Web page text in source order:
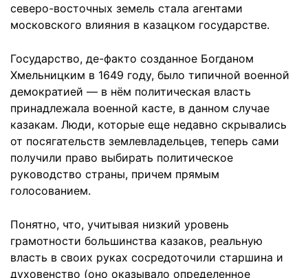
северо-восточных земель стала агентами
московского влияния в казацком государстве.
Государство, де-факто созданное Богданом
Хмельницким в 1649 году, было типичной военной
демократией — в нём политическая власть
принадлежала военной касте, в данном случае
казакам. Люди, которые еще недавно скрывались
от посягательств землевладельцев, теперь сами
получили право выбирать политическое
руководство страны, причем прямым
голосованием.
Понятно, что, учитывая низкий уровень
грамотности большинства казаков, реальную
власть в своих руках сосредоточили старшина и
духовенство (оно оказывало определенное